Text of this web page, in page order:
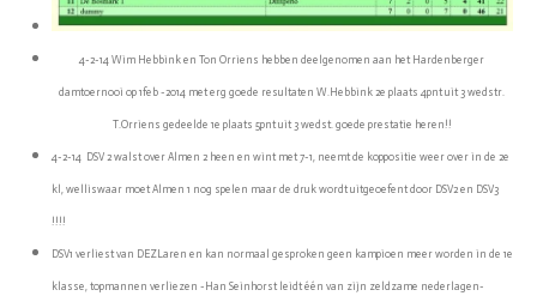
4-2-14 Wim Hebbink en Ton Orriens hebben deelgenomen aan het Hardenberger
damtoernooi op 1feb -2014 met erg goede resultaten W.Hebbink 2e plaats 4pnt uit 3 wedstr.
T.Orriens gedeelde 1e plaats 5pnt uit 3 wedst. goede prestatie heren!!
4-2-14 DSV 2 walst over Almen 2 heen en wint met 7-1, neemt de koppositie weer over in de 2e
kl, welliswaar moet Almen 1 nog spelen maar de druk wordt uitgeoefent door DSV2 en DSV3
!!!!
DSV1 verliest van DEZLaren en kan normaal gesproken geen kampioen meer worden in de 1e
klasse, topmannen verliezen -Han Seinhorst leidt één van zijn zeldzame nederlagen-